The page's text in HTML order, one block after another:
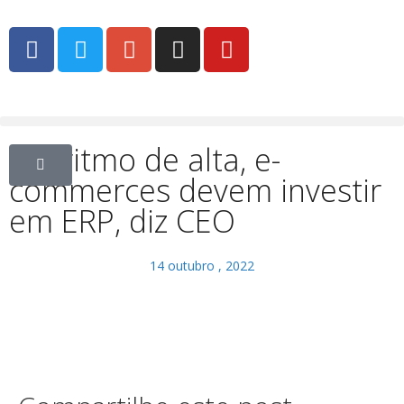
Em ritmo de alta, e-
commerces devem investir
em ERP, diz CEO
14 outubro , 2022